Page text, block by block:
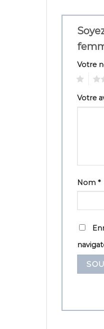
Votre
Votre
Nom *